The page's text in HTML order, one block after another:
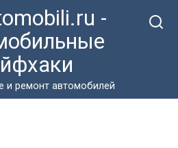
-
и ремонт автомобилей